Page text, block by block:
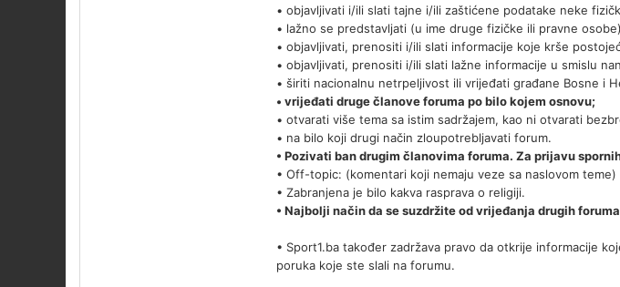
• objavljivati i/ili slati tajne i/ili zaštićene podatake neke
• lažno se predstavljati (u ime druge fizičke ili pravne
• objavljivati, prenositi i/ili slati informacije koje krše
• objavljivati, prenositi i/ili slati lažne informacije u smislu
• širiti nacionalnu netrpeljivost ili vrijeđati građane Bosne i
• vrijeđati druge članove foruma po bilo kojem osnovu;
• otvarati više tema sa istim sadržajem, kao ni otvarati
• na bilo koji drugi način zloupotrebljavati forum.
• Pozivati ban drugim članovima foruma. Za prijavu
• Off-topic: (komentari koji nemaju veze sa naslovom teme)
• Zabranjena je bilo kakva rasprava o religiji.
• Najbolji način da se suzdržite od vrijeđanja drugih
• Sport1.ba također zadržava pravo da otkrije informacije
poruka koje ste slali na forumu.